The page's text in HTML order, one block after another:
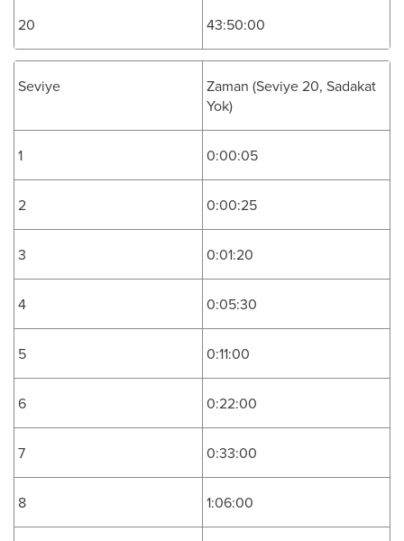
20 43:50:00
Seviye
Zaman (Seviye 20, Sadakat
Yok)
1 0:00:05
2 0:00:25
3 0:01:20
4 0:05:30
5 0:11:00
6 0:22:00
7 0:33:00
8 1:06:00